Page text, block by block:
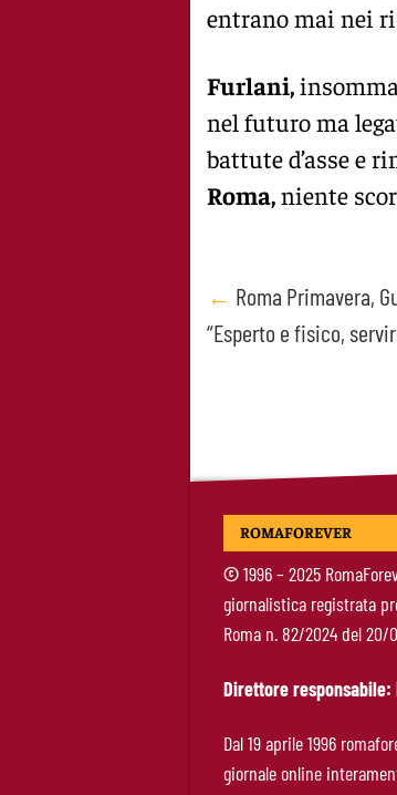
entrano mai nei
Furlani,
nel futuro ma
battute d’asse e
Roma,niente
Post
navigation
← Roma Primavera,
“Esperto e fisico,
ROMAFOREVER
©1996 – 2025
giornalistica registrata
Roma n. 82/2024 del 20/
Direttore responsabile:
Dal 19 aprile 1996
giornale online